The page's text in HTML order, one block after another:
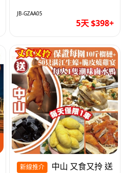
天
JB-GZAA05
5天 $398+
新線推介